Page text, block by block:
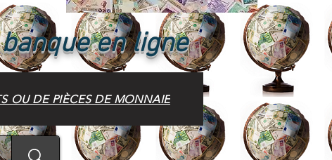
en ligne
OU DE PIÈCES DE MONNAIE